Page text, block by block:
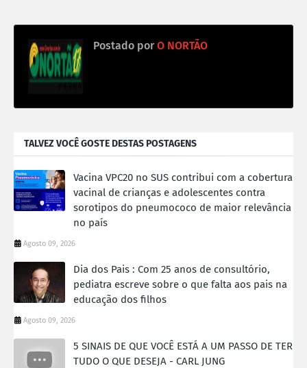
Postado por O NORTÃO
TALVEZ VOCÊ GOSTE DESTAS POSTAGENS
Vacina VPC20 no SUS contribui com a cobertura
vacinal de crianças e adolescentes contra
sorotipos do pneumococo de maior relevância
no país
Agosto 09, 2026
Dia dos Pais : Com 25 anos de consultório,
pediatra escreve sobre o que falta aos pais na
educação dos filhos
Agosto 09, 2026
5 SINAIS DE QUE VOCÊ ESTÁ A UM PASSO DE TER
TUDO O QUE DESEJA - CARL JUNG